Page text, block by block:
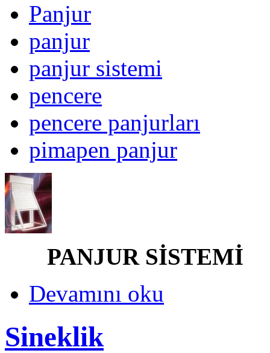
Panjur
panjur
panjur sistemi
pencere
pencere panjurları
pimapen panjur
PANJUR SİSTEMİ
Devamını oku
Sineklik